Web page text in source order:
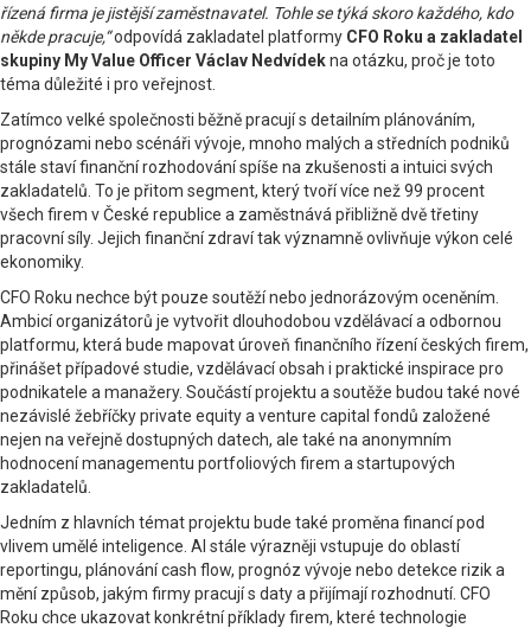
řízená firma je jistější zaměstnavatel. Tohle se týká skoro každého, kdo
někde pracuje,“odpovídá zakladatel platformy CFO Roku a zakladatel
skupiny My Value Officer Václav Nedvídekna otázku, proč je toto
téma důležité i pro veřejnost.
Zatímco velké společnosti běžně pracují s detailním plánováním,
prognózami nebo scénáři vývoje, mnoho malých a středních podniků
stále staví finanční rozhodování spíše na zkušenosti a intuici svých
zakladatelů. To je přitom segment, který tvoří více než 99 procent
všech firem v České republice a zaměstnává přibližně dvě třetiny
pracovní síly. Jejich finanční zdraví tak významně ovlivňuje výkon celé
ekonomiky.
CFO Roku nechce být pouze soutěží nebo jednorázovým oceněním.
Ambicí organizátorů je vytvořit dlouhodobou vzdělávací a odbornou
platformu, která bude mapovat úroveň finančního řízení českých firem,
přinášet případové studie, vzdělávací obsah i praktické inspirace pro
podnikatele a manažery. Součástí projektu a soutěže budou také nové
nezávislé žebříčky private equity a venture capital fondů založené
nejen na veřejně dostupných datech, ale také na anonymním
hodnocení managementu portfoliových firem a startupových
zakladatelů.
Jedním z hlavních témat projektu bude také proměna financí pod
vlivem umělé inteligence. AI stále výrazněji vstupuje do oblastí
reportingu, plánování cash flow, prognóz vývoje nebo detekce rizik a
mění způsob, jakým firmy pracují s daty a přijímají rozhodnutí. CFO
Roku chce ukazovat konkrétní příklady firem, které technologie